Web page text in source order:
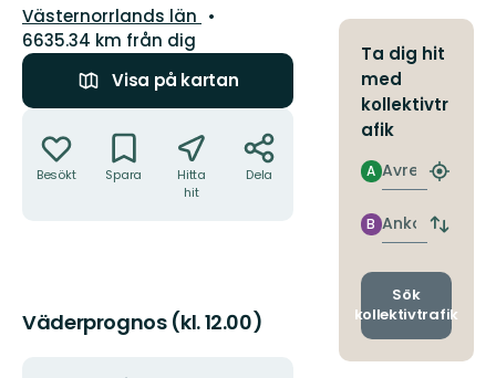
Län:
Västernorrlands län
6635.34 km från dig
Visa på kartan
Besökt Spara
Hitta
hit
Dela
Väderprognos (kl. 12.00)
Ta dig hit
med
kollektivtr
afik
Avresa
A
Hitta
Ankomst
B
Byt
och
Sök
kollektivtrafik